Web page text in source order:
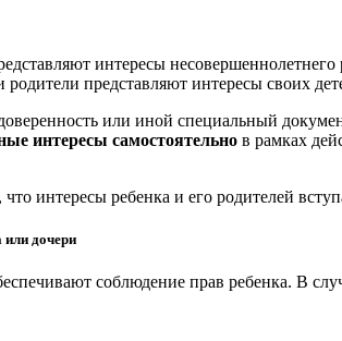
интересы
представляют интересы своих
или иной специальный
интересы самостоятельно в рамках
интересы ребенка и его родителей
или дочери
соблюдение прав ребенка. В